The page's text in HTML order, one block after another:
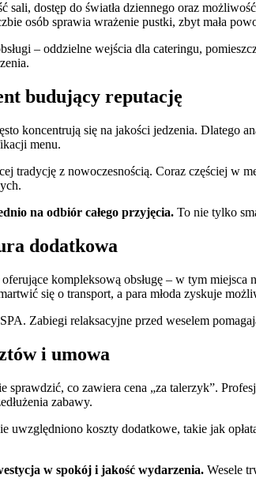
sali, dostęp do światła dziennego oraz
osób sprawia wrażenie pustki, zbyt mała
– oddzielne wejścia dla cateringu,
budujący reputację
koncentrują się na jakości jedzenia. Dlatego
menu.
tradycję z nowoczesnością. Coraz częściej w
na odbiór całego przyjęcia. To nie tylko
dodatkowa
kompleksową obsługę – w tym miejsca
się o transport, a para młoda zyskuje
Zabiegi relaksacyjne przed weselem
i umowa
sprawdzić, co zawiera cena „za talerzyk”.
zabawy.
uwzględniono koszty dodatkowe, takie jak
w spokój i jakość wydarzenia. Wesele